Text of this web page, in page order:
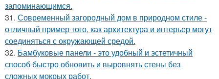
запоминающимся.
31. Современный загородный дом в природном стиле -
отличный пример того, как архитектура и интерьер могут
соединяться с окружающей средой.
32. Бамбуковые панели - это удобный и эстетичный
способ быстро обновить и выровнять стены без
сложных мокрых работ.